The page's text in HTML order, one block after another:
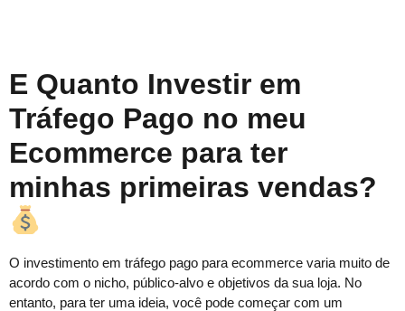
E Quanto Investir em
Tráfego Pago no meu
Ecommerce para ter
minhas primeiras vendas?
O investimento em tráfego pago para ecommerce varia muito de
acordo com o nicho, público-alvo e objetivos da sua loja. No
entanto, para ter uma ideia, você pode começar com um